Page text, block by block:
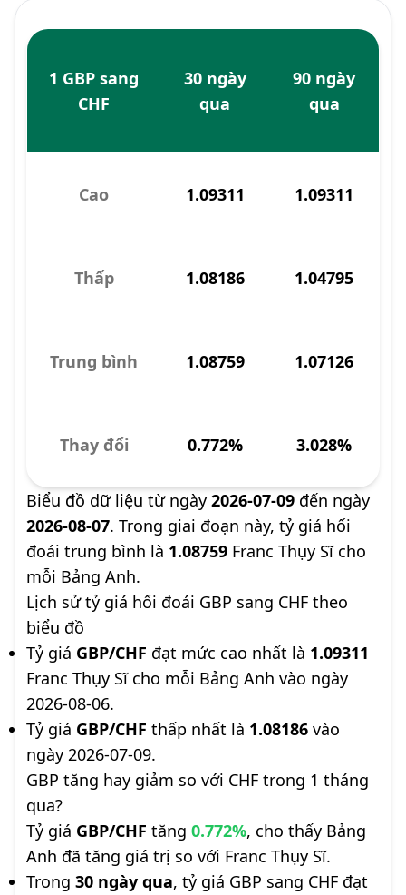
1 GBP sang
CHF
30 ngày
qua
90 ngày
qua
Cao 1.09311 1.09311
Thấp 1.08186 1.04795
Trung bình 1.08759 1.07126
Thay đổi 0.772% 3.028%
Biểu đồ dữ liệu từ ngày 2026-07-09 đến ngày
2026-08-07. Trong giai đoạn này, tỷ giá hối
đoái trung bình là 1.08759 Franc Thụy Sĩ cho
mỗi Bảng Anh.
Lịch sử tỷ giá hối đoái GBP sang CHF theo
biểu đồ
Tỷ giá GBP/CHF đạt mức cao nhất là 1.09311
Franc Thụy Sĩ cho mỗi Bảng Anh vào ngày
2026-08-06.
Tỷ giá GBP/CHF thấp nhất là 1.08186 vào
ngày 2026-07-09.
GBP tăng hay giảm so với CHF trong 1 tháng
qua?
Tỷ giá GBP/CHF tăng 0.772%, cho thấy Bảng
Anh đã tăng giá trị so với Franc Thụy Sĩ.
Trong 30 ngày qua, tỷ giá GBP sang CHF đạt